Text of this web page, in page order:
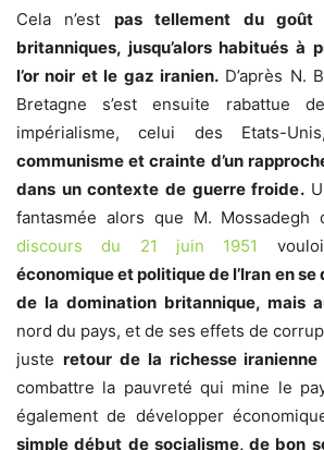
Cela n’est pas tellement du goût
britanniques, jusqu’alors habitués à
l’or noir et le gaz iranien. D’après N.
Bretagne s’est ensuite rabattue
impérialisme, celui des Etats-
communisme et crainte d’un
dans un contexte de guerre froide.
fantasmée alors que M. Mossadegh
discours du 21 juin 1951
économique et politique de l’Iran en se
de la domination britannique, mais
nord du pays, et de ses effets de
juste retour de la richesse iranienne
combattre la pauvreté qui mine le
également de développer
simple début de socialisme, de bon